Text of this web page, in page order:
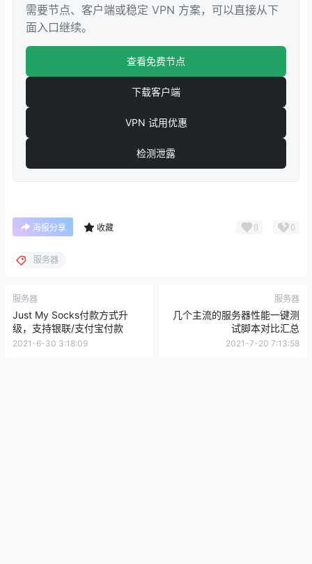
需要节点、客户端或稳定 VPN 方案，可以直接从下
面入口继续。
查看免费节点
下载客户端
VPN 试用优惠
检测泄露
海报分享 收藏 0 0
服务器
服务器
Just My Socks付款方式升
级，支持银联/支付宝付款
2021-6-30 3:18:09
服务器
几个主流的服务器性能一键测
试脚本对比汇总
2021-7-20 7:13:58